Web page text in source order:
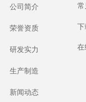
公司简介
荣誉资质
研发实力
生产制造
新闻动态
常
下
在